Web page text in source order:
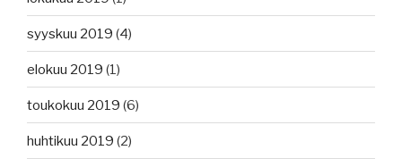
syyskuu 2019 (4)
elokuu 2019 (1)
toukokuu 2019 (6)
huhtikuu 2019 (2)